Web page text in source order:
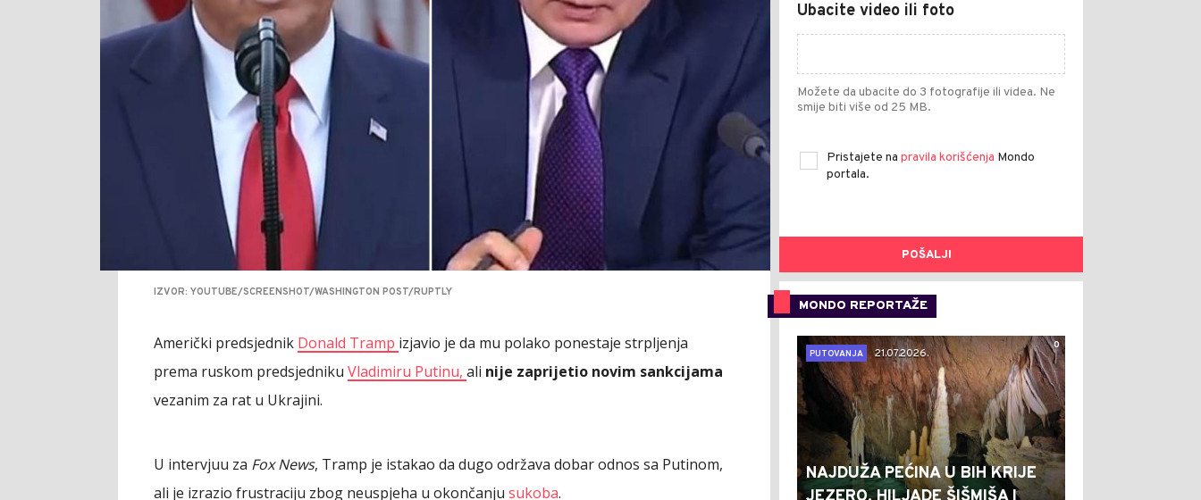
IZVOR: YOUTUBE/SCREENSHOT/WASHINGTON POST/RUPTLY
Američki predsjednik Donald Tramp izjavio je da mu polako ponestaje strpljenja
prema ruskom predsjedniku Vladimiru Putinu, ali nije zaprijetio novim sankcijama
vezanim za rat u Ukrajini.
U intervjuu za Fox News, Tramp je istakao da dugo održava dobar odnos sa Putinom,
ali je izrazio frustraciju zbog neuspjeha u okončanju sukoba.
Ubacite video ili foto
Možete da ubacite do 3 fotografije ili videa. Ne
smije biti više od 25 MB.
Pristajete na pravila korišćenja Mondo
portala.
POŠALJI
MONDO REPORTAŽE
0
PUTOVANJA
21.07.2026.
NAJDUŽA PEĆINA U BIH KRIJE